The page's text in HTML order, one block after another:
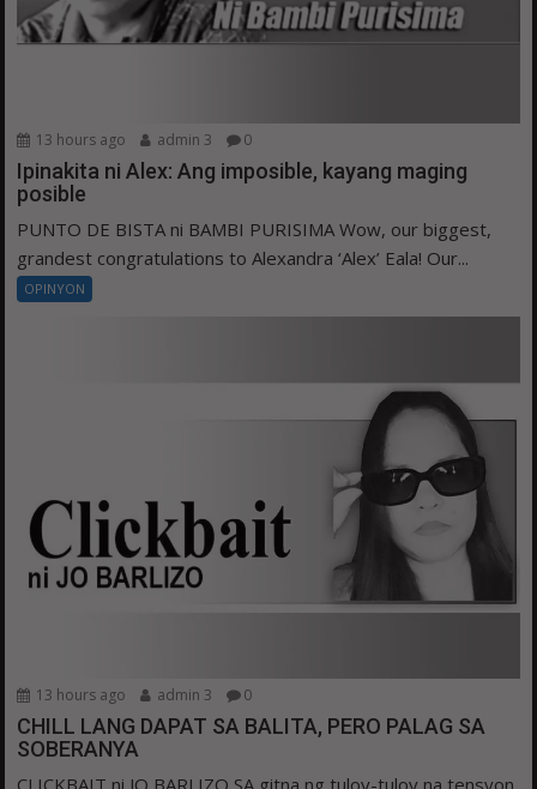
13 hours ago admin 3 0
Ipinakita ni Alex: Ang imposible, kayang maging
posible
PUNTO DE BISTA ni BAMBI PURISIMA Wow, our biggest,
grandest congratulations to Alexandra ‘Alex’ Eala! Our...
OPINYON
13 hours ago admin 3 0
CHILL LANG DAPAT SA BALITA, PERO PALAG SA
SOBERANYA